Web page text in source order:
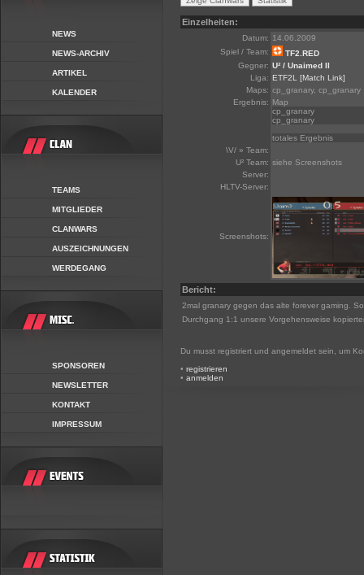
NEWS
NEWS-ARCHIV
ARTIKEL
KALENDER
TEAMS
MITGLIEDER
CLANWARS
AUSZEICHNUNGEN
WERDEGANG
SPONSOREN
NEWSLETTER
KONTAKT
IMPRESSUM
Einzelheiten:
Datum: 14.06.2009
Spiel / Team:
TF2.RED
Gegner: U² / Unaimed II
Liga: ETF2L
[Match Link]
Maps: cp_granary, cp_granary
Ergebnis: Map
cp_granary
cp_granary
totales Ergebnis
\V/ » Team:
U² Team: siehe Screenshots
Server:
HLTV-Server:
Screenshots:
Bericht:
2mal granary gegen das alte forever gaming.
Durchgang 1:1 unsere Vorgehensweise
Du musst registriert und angemeldet sein, um
• registrieren
• anmelden